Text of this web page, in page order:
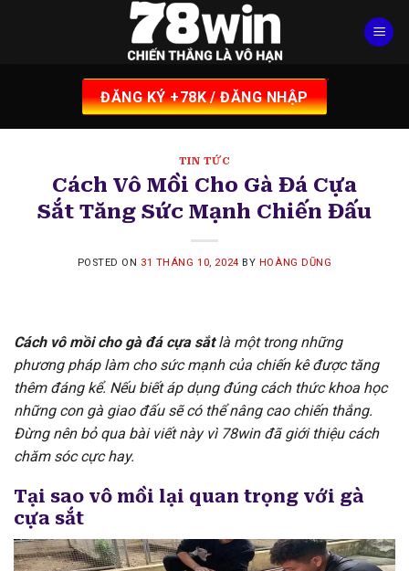
ĐĂNG KÝ +78K / ĐĂNG NHẬP
TIN TỨC
Cách Vô Mồi Cho Gà Đá Cựa
Sắt Tăng Sức Mạnh Chiến Đấu
POSTED ON 31 THÁNG 10, 2024 BY HOÀNG DŨNG
Cách vô mồi cho gà đá cựa sắtlà một trong những
phương pháp làm cho sức mạnh của chiến kê được tăng
thêm đáng kể. Nếu biết áp dụng đúng cách thức khoa học
những con gà giao đấu sẽ có thể nâng cao chiến thắng.
Đừng nên bỏ qua bài viết này vì 78win đã giới thiệu cách
chăm sóc cực hay.
Tại sao vô mồi lại quan trọng với gà
cựa sắt